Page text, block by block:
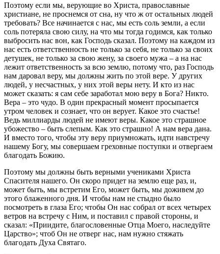
Поэтому если мы, верующие во Христа, православные
христиане, не проснемся от сна, ну что ж от остальных людей
требовать? Все начинается с нас, мы есть соль земли, а если
соль потеряла свою силу, на что мы тогда годимся, как только
выбросить нас вон, как Господь сказал. Поэтому на каждом из
нас есть ответственность не только за себя, не только за своих
детушек, не только за свою жену, за своего мужа – а на нас
лежит ответственность за всю землю, потому что, раз Господь
нам даровал веру, мы должны жить по этой вере. У других
людей, у несчастных, у них этой веры нету. И кто из нас
может сказать: я сам себе заработал мою веру в Бога? Никто.
Вера – это чудо. В один прекрасный момент просыпается
утром человек и сознает, что он верует. Какое это счастье!
Ведь миллиарды людей не имеют веры. Какое это страшное
убожество – быть слепым. Как это страшно! А нам вера дана.
И вместо того, чтобы эту веру приумножать, идти навстречу
нашему Богу, мы совершаем греховные поступки и отвергаем
благодать Божию.
Поэтому мы должны быть верными учениками Христа
Спасителя нашего. Он скоро придет на землю еще раз, и,
может быть, мы встретим Его, может быть, мы доживем до
этого блаженного дня. И чтобы нам не стыдно было
посмотреть в глаза Его; чтобы Он нас собрал от всех четырех
ветров на встречу с Ним, и поставил с правой стороны, и
сказал: «Приидите, благословенные Отца Моего, наследуйте
Царство»; чтоб Он не отверг нас, нам нужно стяжать
благодать Духа Святаго.